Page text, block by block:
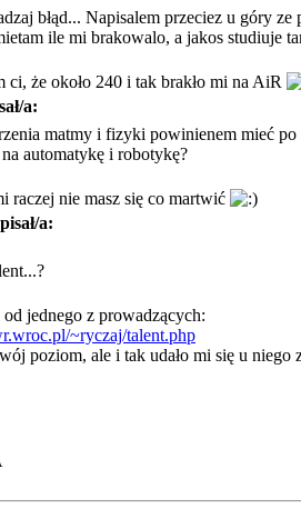
błąd... Napisalem przeciez u góry ze
ile mi brakowalo, a jakos studiuje
ci, że około 240 i tak brakło mi na AiR
a:
matmy i fizyki powinienem mieć
automatykę i robotykę?
raczej nie masz się co martwić
a:
od jednego z prowadzących:
~ryczaj/talent.php
poziom, ale i tak udało mi się u niego